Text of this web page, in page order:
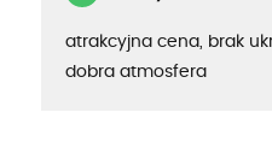
atrakcyjna cena, brak
dobra atmosfera